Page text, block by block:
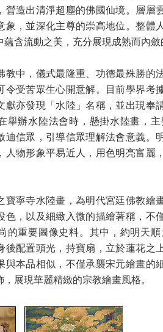
營造出清淨超塵的佛國仙境。層層
象，並深化主尊的崇高地位。整體
含流動之美，充分展現成熟而內
教中，儀式最隆重、功德最殊勝的
令受苦眾生心開意解。目前學界考
獻亦發現「水陸」名稱，並出現奉
舉辦水陸法會時，懸掛水陸畫，
迪信眾，引導信眾理解法會意義。
人物形象平易近人，用色明亮富麗
寶寧寺水陸畫，為明代宮廷佛教繪
色，以及細緻入微的描繪著稱，不
的重要圖像史料。其中，約明天
後配置頭光，持寶扇，立於蓮花之
與本品相似，不僅承襲宋元繪畫的
展現華麗精緻的宗教繪畫風格。